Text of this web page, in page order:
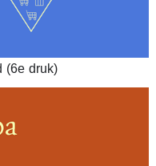
(6e druk)